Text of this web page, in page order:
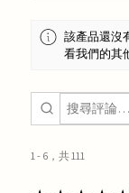
該產品還沒
看我們的其
1 - 6，共 111